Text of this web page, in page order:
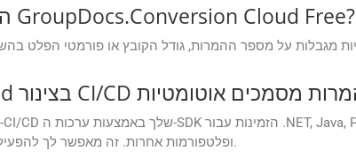
האם יש מגבלות כלשהן לתכונות הזמינות באפליקציות GroupDocs.Conversion Cloud Free?
ופלטפורמות אחרות. זה מאפשר לך להפעיל המרות מסמכים באופן אוטומטי במהלך בניות, פריסות או שלבי עיבוד לאחר מכן.